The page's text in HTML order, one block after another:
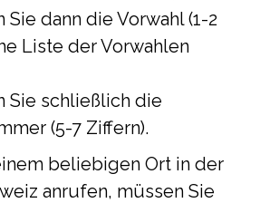
Sie dann die Vorwahl (1-2
Liste der Vorwahlen
Sie schließlich die
(5-7 Ziffern).
beliebigen Ort in der
anrufen, müssen Sie